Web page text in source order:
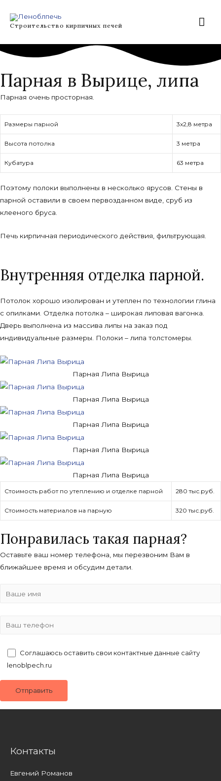
содержимому
Строительство кирпичных печей
Парная в Вырице, липа
Парная очень просторная.
Размеры парной 3х2,8 метра
Высота потолка 3 метра
Кубатура 63 метра
Поэтому полоки выполнены в несколько ярусов. Стены в
парной оставили в своем первозданном виде, сруб из
клееного бруса.
Печь кирпичная периодического действия, фильтрующая.
Внутренняя отделка парной.
Потолок хорошо изолирован и утеплен по технологии глина
с опилками. Отделка потолка – широкая липовая вагонка.
Дверь выполнена из массива липы на заказ под
индивидуальные размеры. Полоки – липа толстомеры.
Парная Липа Вырица
Парная Липа Вырица
Парная Липа Вырица
Парная Липа Вырица
Парная Липа Вырица
Стоимость работ по утеплению и отделке парной 280 тыс.руб.
Стоимость материалов на парную 320 тыс.руб.
Понравилась такая парная?
Оставьте ваш номер телефона, мы перезвоним Вам в
ближайшее время и обсудим детали.
Соглашаюсь оставить свои контактные данные сайту
lenoblpech.ru
Контакты
Евгений Романов